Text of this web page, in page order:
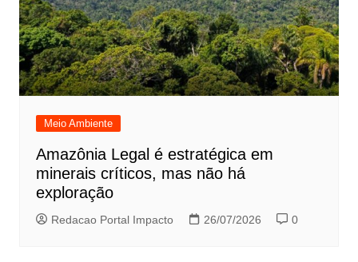
Meio Ambiente
Amazônia Legal é estratégica em
minerais críticos, mas não há
exploração
Redacao Portal Impacto 26/07/2026 0